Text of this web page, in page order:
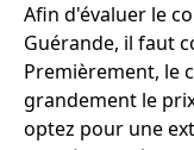
Afin d'évaluer le
Guérande, il faut
Premièrement, le
grandement le
optez pour une